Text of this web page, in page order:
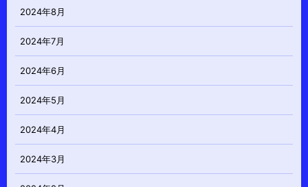
2024年8月
2024年7月
2024年6月
2024年5月
2024年4月
2024年3月